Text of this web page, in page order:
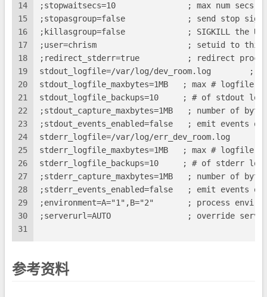
14
15
16
17
18
19
20
21
22
23
24
25
26
27
28
29
30
31
;stopwaitsecs=10               ; max num secs
;stopasgroup=false             ; send stop
;killasgroup=false             ; SIGKILL the
;user=chrism                   ; setuid to this
;redirect_stderr=true          ; redirect proc
stdout_logfile=/var/log/dev_room.log        ;
stdout_logfile_maxbytes=1MB   ; max # logfile
stdout_logfile_backups=10     ; # of stdout
;stdout_capture_maxbytes=1MB   ; number of
;stdout_events_enabled=false   ; emit events
stderr_logfile=/var/log/err_dev_room.log
stderr_logfile_maxbytes=1MB   ; max # logfile
stderr_logfile_backups=10     ; # of stderr
;stderr_capture_maxbytes=1MB   ; number of
;stderr_events_enabled=false   ; emit events
;environment=A="1",B="2"       ; process
;serverurl=AUTO                ; override
参考资料